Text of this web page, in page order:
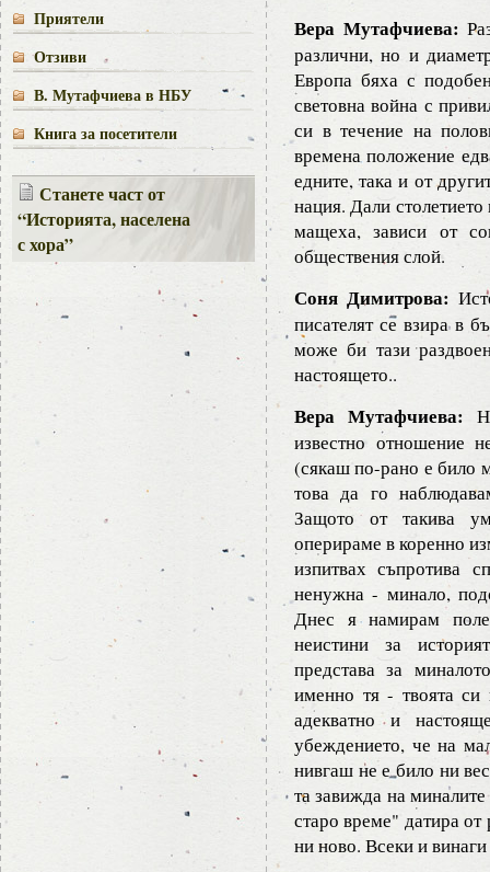
Приятели
Отзиви
В. Мутафчиева в НБУ
Книга за посетители
Станете част от
“Историята, населена
с хора”
Вера Мутафчиева:
различни, но и
Европа бяха с
световна война с
си в течение на
времена положение
едните, така и от
нация. Дали
мащеха, зависи от
обществения слой.
Соня Димитрова:
писателят се взира в
може би тази
настоящето..
Вера Мутафчиева:
известно отношение
(сякаш по-рано е било
това да го
Защото от такива
оперираме в коренно
изпитвах съпротива
ненужна - минало,
Днес я намирам
неистини за
представа за
именно тя - твоята си
адекватно и
убеждението, че на
нивгаш не е било ни
та завижда на
старо време" датира
ни ново. Всеки и